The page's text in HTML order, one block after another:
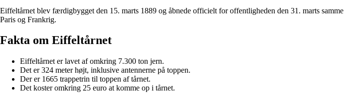
Eiffeltårnet blev færdigbygget den 15. marts 1889 og åbnede officielt for offentligheden den 31. marts
Paris og Frankrig.
Fakta om Eiffeltårnet
Eiffeltårnet er lavet af omkring 7.300 ton jern.
Det er 324 meter højt, inklusive antennerne på toppen.
Der er 1665 trappetrin til toppen af tårnet.
Det koster omkring 25 euro at komme op i tårnet.